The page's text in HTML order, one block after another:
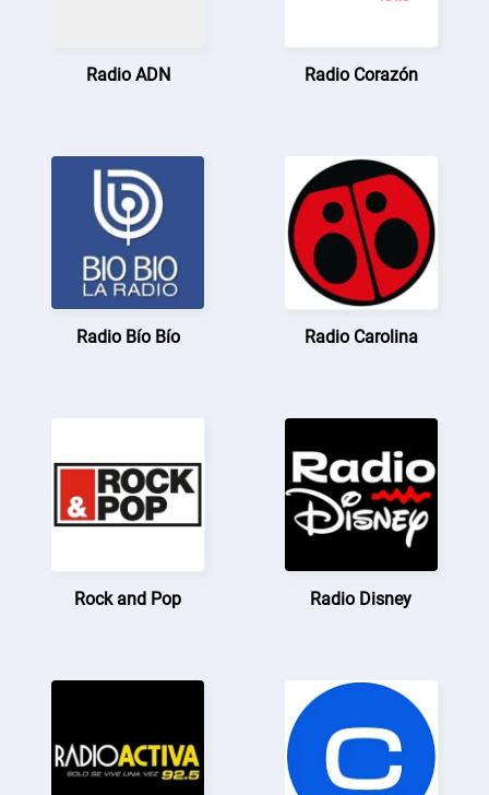
Radio ADN Radio Corazón
Radio Bío Bío Radio Carolina
Rock and Pop Radio Disney